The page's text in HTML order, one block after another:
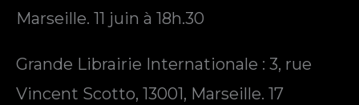
Marseille. 11 juin à 18h.30
Grande Librairie Internationale : 3, rue
Vincent Scotto, 13001, Marseille. 17